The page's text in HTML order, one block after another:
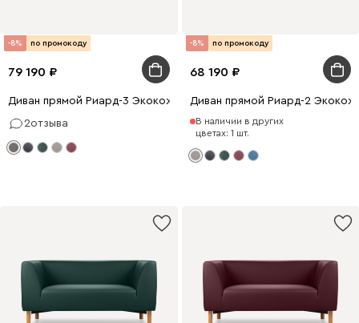
-8% по промокоду
79 190
Диван прямой Риард-3 Экокожа Серый
2отзыва
-8% по промокоду
68 190
Диван прямой Риард-2
В наличии в других
цветах: 1 шт.